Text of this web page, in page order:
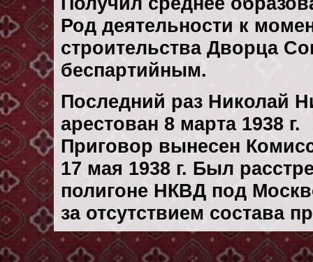
Род деятельности к
строительства Дворца
беспартийным.
Последний раз Николай
арестован 8 марта 1938 г.
Приговор вынесен
17 мая 1938 г. Был
полигоне НКВД под
за отсутствием состава